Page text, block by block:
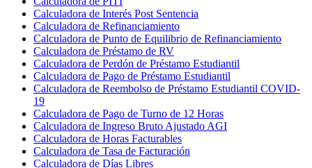
Calculadora de Interés Post Sentencia
Calculadora de Refinanciamiento
Calculadora de Punto de Equilibrio de Refinanciamiento
Calculadora de Préstamo de RV
Calculadora de Perdón de Préstamo Estudiantil
Calculadora de Pago de Préstamo Estudiantil
Calculadora de Reembolso de Préstamo Estudiantil COVID-
19
Calculadora de Pago de Turno de 12 Horas
Calculadora de Ingreso Bruto Ajustado AGI
Calculadora de Horas Facturables
Calculadora de Tasa de Facturación
Calculadora de Días Libres